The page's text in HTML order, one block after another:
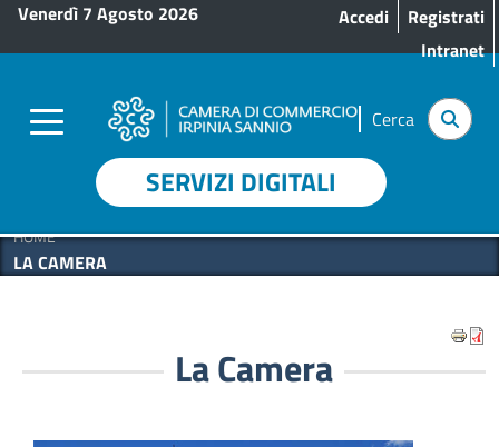
Salta al contenuto principale
Venerdì 7 Agosto 2026 Menu profilo utente
Accedi
Registrati
Intranet
Cerca
SERVIZI DIGITALI
HOME
LA CAMERA
La Camera